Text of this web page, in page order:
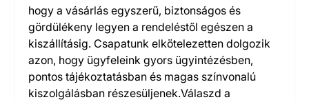
hogy a vásárlás egyszerű, biztonságos és
gördülékeny legyen a rendeléstől egészen a
kiszállításig. Csapatunk elkötelezetten dolgozik
azon, hogy ügyfeleink gyors ügyintézésben,
pontos tájékoztatásban és magas színvonalú
kiszolgálásban részesüljenek.Válaszd a